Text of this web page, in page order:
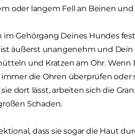
oder langem Fell an Beinen
im Gehörgang Deines Hundes
äußerst unangenehm und
und Kratzen am Ohr. Wenn
die Ohren überprüfen oder
dort lässt, arbeiten sich die
Schaden.
dass sie sogar die Haut